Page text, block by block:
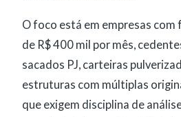
O foco está em empresas
de R$ 400 mil por mês,
sacados PJ, carteiras
estruturas com múltiplas
que exigem disciplina de